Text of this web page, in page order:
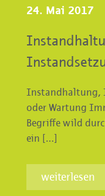
24. Mai 2017
Instandhaltung,
oder Wartung
Begriffe wild
ein […]
weiterlesen